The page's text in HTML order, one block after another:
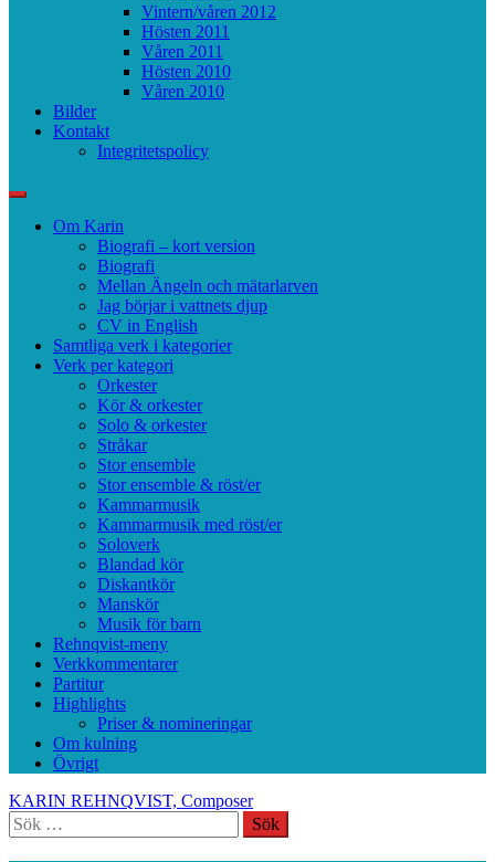
Vintern/våren 2012
Hösten 2011
Våren 2011
Hösten 2010
Våren 2010
Bilder
Kontakt
Integritetspolicy
Om Karin
Biografi – kort version
Biografi
Mellan Ängeln och mätarlarven
Jag börjar i vattnets djup
CV in English
Samtliga verk i kategorier
Verk per kategori
Orkester
Kör & orkester
Solo & orkester
Stråkar
Stor ensemble
Stor ensemble & röst/er
Kammarmusik
Kammarmusik med röst/er
Soloverk
Blandad kör
Diskantkör
Manskör
Musik för barn
Rehnqvist-meny
Verkkommentarer
Partitur
Highlights
Priser & nomineringar
Om kulning
Övrigt
KARIN REHNQVIST, Composer
Sök
efter: